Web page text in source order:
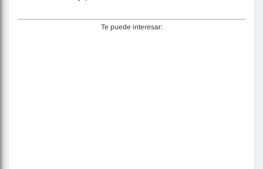
Te puede interesar: